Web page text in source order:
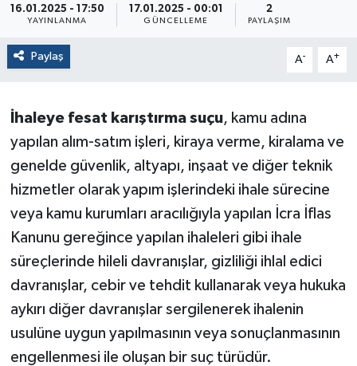
16.01.2025 - 17:50
YAYINLANMA
17.01.2025 - 00:01
GÜNCELLEME
2
PAYLAŞIM
Paylaş A- A+
İhaleye fesat karıştırma suçu, kamu adına
yapılan alım-satım işleri, kiraya verme, kiralama ve
genelde güvenlik, altyapı, inşaat ve diğer teknik
hizmetler olarak yapım işlerindeki ihale sürecine
veya kamu kurumları aracılığıyla yapılan İcra İflas
Kanunu gereğince yapılan ihaleleri gibi ihale
süreçlerinde hileli davranışlar, gizliliği ihlal edici
davranışlar, cebir ve tehdit kullanarak veya hukuka
aykırı diğer davranışlar sergilenerek ihalenin
usulüne uygun yapılmasının veya sonuçlanmasının
engellenmesi ile oluşan bir suç türüdür.